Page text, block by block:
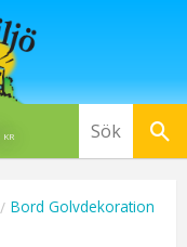
KR
Bord Golvdekoration